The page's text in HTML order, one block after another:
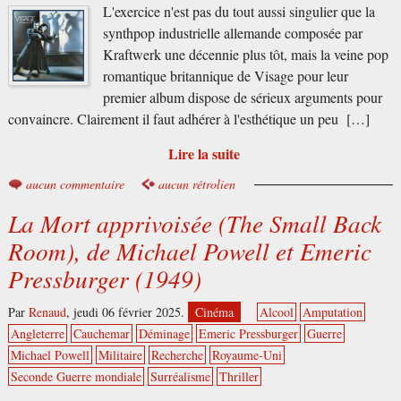
L'exercice n'est pas du tout aussi singulier que la
synthpop industrielle allemande composée par
Kraftwerk une décennie plus tôt, mais la veine pop
romantique britannique de Visage pour leur
premier album dispose de sérieux arguments pour
convaincre. Clairement il faut adhérer à l'esthétique un peu […]
Lire la suite
aucun commentaire aucun rétrolien
La Mort apprivoisée (The Small Back
Room), de Michael Powell et Emeric
Pressburger (1949)
Par Renaud, jeudi 06 février 2025. Cinéma Alcool Amputation
Angleterre Cauchemar Déminage Emeric Pressburger Guerre
Michael Powell Militaire Recherche Royaume-Uni
Seconde Guerre mondiale Surréalisme Thriller